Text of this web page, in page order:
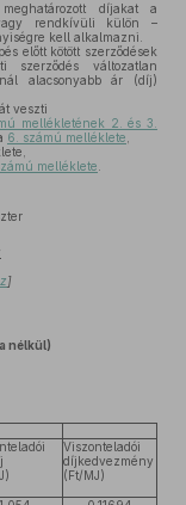
meghatározott díjakat a
rendkívüli külön –
kell alkalmazni.
előtt kötött szerződések
változatlan
alacsonyabb ár (díj)
veszti
mellékletének 2. és 3.
6. számú melléklete
melléklete
]
nélkül)
Viszonteladói
díjkedvezmény
(Ft/MJ)